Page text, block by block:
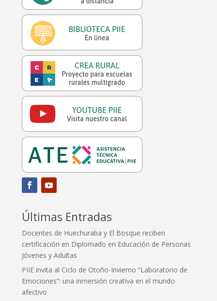
Últimas Entradas
Docentes de Huechuraba y El Bosque reciben
certificación en Diplomado en Educación de Personas
Jóvenes y Adultas
PIIE invita al Ciclo de Otoño-Invierno “Laboratorio de
Emociones”: una inmersión creativa en el mundo
afectivo